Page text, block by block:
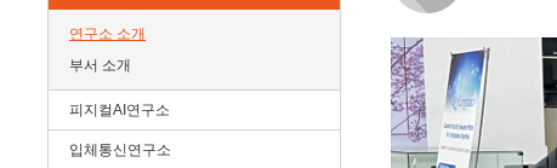
연구소 소개
부서 소개
피지컬AI연구소
입체통신연구소